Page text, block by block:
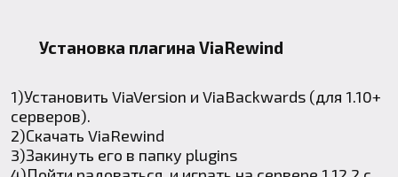
Установка плагина ViaRewind
1)Установить ViaVersion и ViaBackwards (для 1.10+
серверов).
2)Скачать ViaRewind
3)Закинуть его в папку plugins